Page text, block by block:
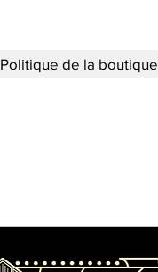
Politique de la boutique